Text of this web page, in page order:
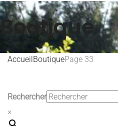
Boutique
AccueilBoutiquePage 33
Rechercher
×